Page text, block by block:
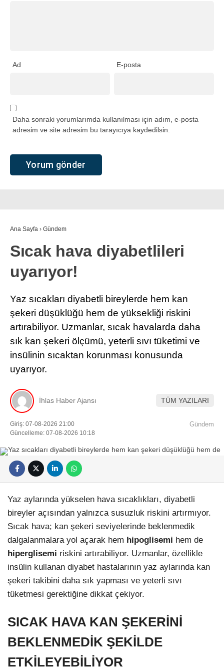
Ad E-posta
Daha sonraki yorumlarımda kullanılması için adım, e-posta
adresim ve site adresim bu tarayıcıya kaydedilsin.
Ana Sayfa › Gündem
Sıcak hava diyabetlileri
uyarıyor!
Yaz sıcakları diyabetli bireylerde hem kan
şekeri düşüklüğü hem de yüksekliği riskini
artırabiliyor. Uzmanlar, sıcak havalarda daha
sık kan şekeri ölçümü, yeterli sıvı tüketimi ve
insülinin sıcaktan korunması konusunda
uyarıyor.
İhlas Haber Ajansı TÜM YAZILARI
Giriş: 07-08-2026 21:00
Güncelleme: 07-08-2026 10:18
Gündem
Yaz aylarında yükselen hava sıcaklıkları, diyabetli
bireyler açısından yalnızca susuzluk riskini artırmıyor.
Sıcak hava; kan şekeri seviyelerinde beklenmedik
dalgalanmalara yol açarak hem hipoglisemi hem de
hiperglisemi riskini artırabiliyor. Uzmanlar, özellikle
insülin kullanan diyabet hastalarının yaz aylarında kan
şekeri takibini daha sık yapması ve yeterli sıvı
tüketmesi gerektiğine dikkat çekiyor.
SICAK HAVA KAN ŞEKERİNİ
BEKLENMEDİK ŞEKİLDE
ETKİLEYEBİLİYOR